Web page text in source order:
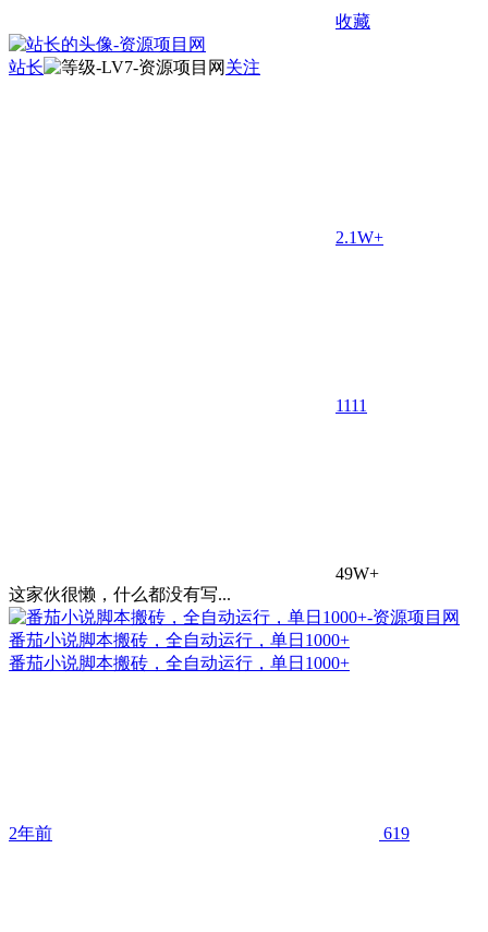
收藏
站长 关注
2.1W+
1111
49W+
这家伙很懒，什么都没有写...
番茄小说脚本搬砖，全自动运行，单日1000+
番茄小说脚本搬砖，全自动运行，单日1000+
2年前 619